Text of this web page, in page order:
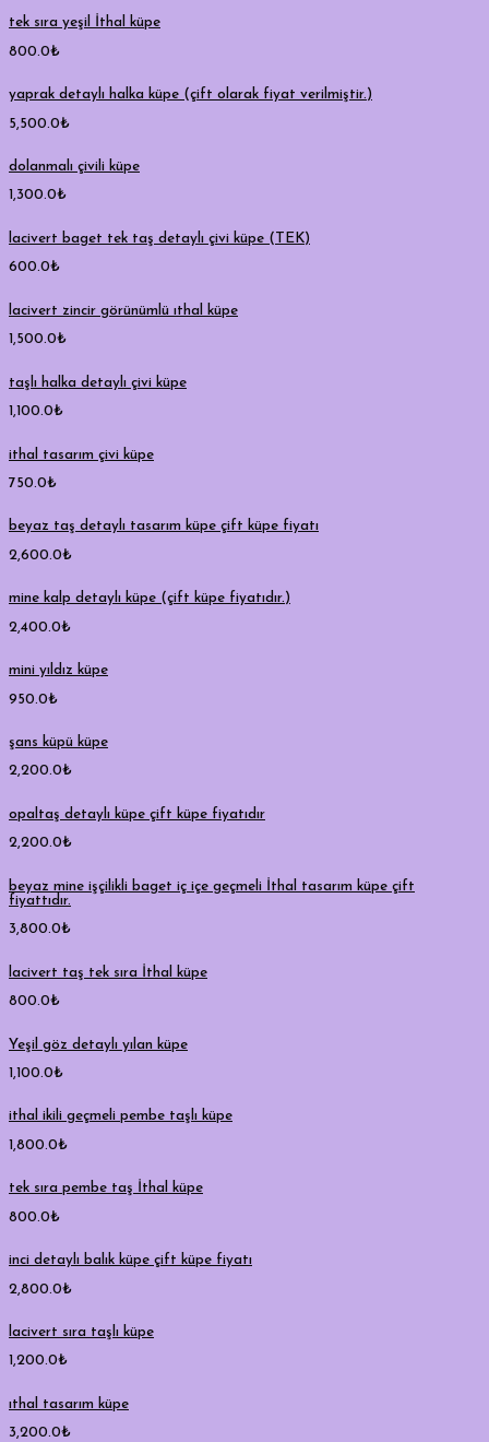
tek sıra yeşil İthal küpe
800.0₺
yaprak detaylı halka küpe (çift olarak fiyat verilmiştir.)
5,500.0₺
dolanmalı çivili küpe
1,300.0₺
lacivert baget tek taş detaylı çivi küpe (TEK)
600.0₺
lacivert zincir görünümlü ıthal küpe
1,500.0₺
taşlı halka detaylı çivi küpe
1,100.0₺
ithal tasarım çivi küpe
750.0₺
beyaz taş detaylı tasarım küpe çift küpe fiyatı
2,600.0₺
mine kalp detaylı küpe (çift küpe fiyatıdır.)
2,400.0₺
mini yıldız küpe
950.0₺
şans küpü küpe
2,200.0₺
opaltaş detaylı küpe çift küpe fiyatıdır
2,200.0₺
beyaz mine işçilikli baget iç içe geçmeli İthal tasarım küpe çift
fiyattıdır.
3,800.0₺
lacivert taş tek sıra İthal küpe
800.0₺
Yeşil göz detaylı yılan küpe
1,100.0₺
ithal ikili geçmeli pembe taşlı küpe
1,800.0₺
tek sıra pembe taş İthal küpe
800.0₺
inci detaylı balık küpe çift küpe fiyatı
2,800.0₺
lacivert sıra taşlı küpe
1,200.0₺
ıthal tasarım küpe
3,200.0₺